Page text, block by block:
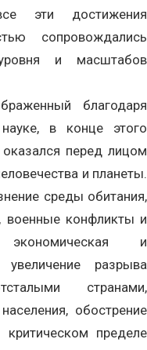
эти достижения
сопровождались
и масштабов
благодаря
в конце этого
перед лицом
и планеты.
среды обитания,
военные конфликты и
экономическая и
увеличение разрыва
странами,
обострение
пределе